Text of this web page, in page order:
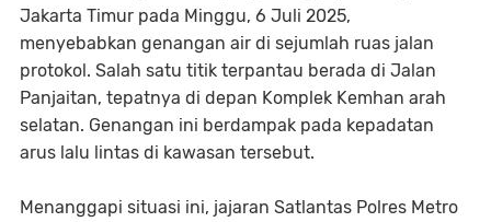
Jakarta Timur pada Minggu, 6 Juli 2025,
menyebabkan genangan air di sejumlah ruas jalan
protokol. Salah satu titik terpantau berada di Jalan
Panjaitan, tepatnya di depan Komplek Kemhan arah
selatan. Genangan ini berdampak pada kepadatan
arus lalu lintas di kawasan tersebut.
Menanggapi situasi ini, jajaran Satlantas Polres Metro